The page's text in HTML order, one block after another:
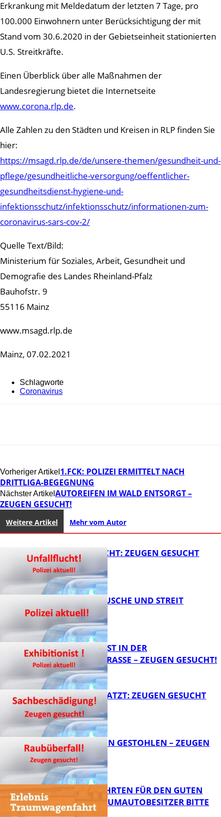
Erkrankung mit Meldedatum der letzten 7 Tage, pro
100.000 Einwohnern unter Berücksichtigung der mit
Stand vom 30.6.2020 in der Gebietseinheit stationierten
U.S. Streitkräfte.
Einen Überblick über alle Maßnahmen der
Landesregierung bietet die Internetseite
www.corona.rlp.de.
Alle Zahlen zu den Städten und Kreisen in RLP finden Sie
hier:
https://msagd.rlp.de/de/unsere-themen/gesundheit-und-
pflege/gesundheitliche-versorgung/oeffentlicher-
gesundheitsdienst-hygiene-und-
infektionsschutz/infektionsschutz/informationen-zum-
coronavirus-sars-cov-2/
Quelle Text/Bild:
Ministerium für Soziales, Arbeit, Gesundheit und
Demografie des Landes Rheinland-Pfalz
Bauhofstr. 9
55116 Mainz
www.msagd.rlp.de
Mainz, 07.02.2021
Schlagworte
Coronavirus
Vorheriger Artikel 1.FCK: POLIZEI ERMITTELT NACH
DRITTLIGA-BEGEGNUNG
Nächster Artikel AUTOREIFEN IM WALD ENTSORGT –
ZEUGEN GESUCHT!
Weitere Artikel Mehr vom Autor
UNFALLFLUCHT: ZEUGEN GESUCHT
KNALLGERÄUSCHE UND STREIT
EXHIBITIONIST IN DER
VELMANNSTRASSE – ZEUGEN GESUCHT!
AUTO ZERKRATZT: ZEUGEN GESUCHT
TEURE KETTEN GESTOHLEN – ZEUGEN
GESUCHT!
SPENDENFAHRTEN FÜR DEN GUTEN
ZWECK – TRAUMAUTOBESITZER BITTE
MELDEN!